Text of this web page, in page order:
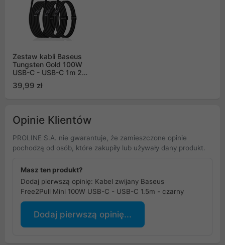
Zestaw kabli Baseus
Tungsten Gold 100W
USB-C - USB-C 1m 2m
3m - czarny
39,99 zł
Opinie Klientów
PROLINE S.A. nie gwarantuje, że zamieszczone opinie
pochodzą od osób, które zakupiły lub używały dany produkt.
Masz ten produkt?
Dodaj pierwszą opinię: Kabel zwijany Baseus
Free2Pull Mini 100W USB-C - USB-C 1.5m - czarny
Dodaj pierwszą opinię...